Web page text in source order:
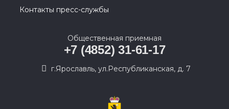
Контакты пресс-службы
Общественная приемная
+7 (4852) 31-61-17
г.Ярославль, ул.Республиканская, д. 7